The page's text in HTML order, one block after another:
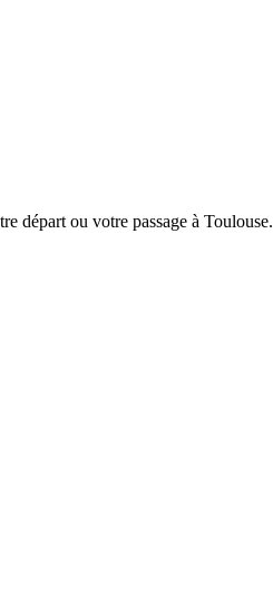
départ ou votre passage à Toulouse.